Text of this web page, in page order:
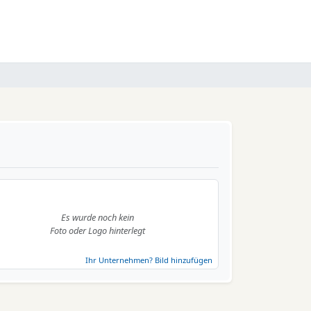
Es wurde noch kein
Foto oder Logo hinterlegt
Ihr Unternehmen? Bild hinzufügen